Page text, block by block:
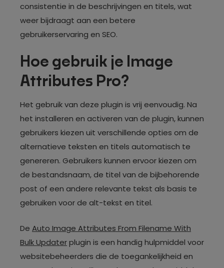
consistentie in de beschrijvingen en titels, wat
weer bijdraagt aan een betere
gebruikerservaring en SEO.
Hoe gebruik je Image
Attributes Pro?
Het gebruik van deze plugin is vrij eenvoudig. Na
het installeren en activeren van de plugin, kunnen
gebruikers kiezen uit verschillende opties om de
alternatieve teksten en titels automatisch te
genereren. Gebruikers kunnen ervoor kiezen om
de bestandsnaam, de titel van de bijbehorende
post of een andere relevante tekst als basis te
gebruiken voor de alt-tekst en titel.
De Auto Image Attributes From Filename With
Bulk Updaterplugin is een handig hulpmiddel voor
websitebeheerders die de toegankelijkheid en